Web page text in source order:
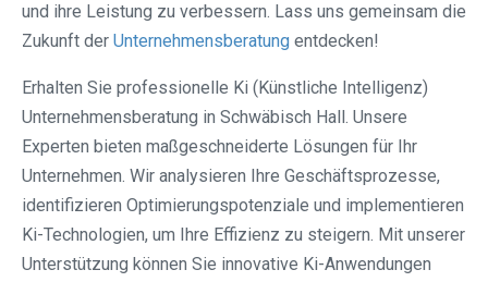
und ihre Leistung zu verbessern. Lass uns gemeinsam die
Zukunft der Unternehmensberatung entdecken!
Erhalten Sie professionelle Ki (Künstliche Intelligenz)
Unternehmensberatung in Schwäbisch Hall. Unsere
Experten bieten maßgeschneiderte Lösungen für Ihr
Unternehmen. Wir analysieren Ihre Geschäftsprozesse,
identifizieren Optimierungspotenziale und implementieren
Ki-Technologien, um Ihre Effizienz zu steigern. Mit unserer
Unterstützung können Sie innovative Ki-Anwendungen